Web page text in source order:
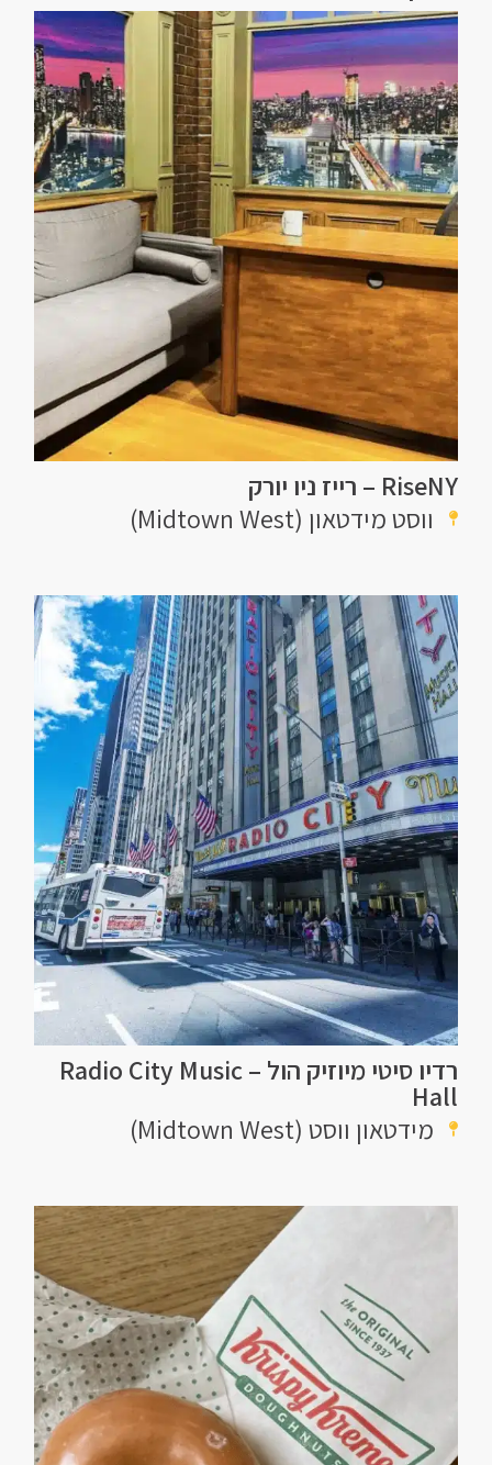
RiseNY – רייז ניו יורק
ווסט מידטאון (Midtown West)
רדיו סיטי מיוזיק הול – Radio City Music
Hall
מידטאון ווסט (Midtown West)